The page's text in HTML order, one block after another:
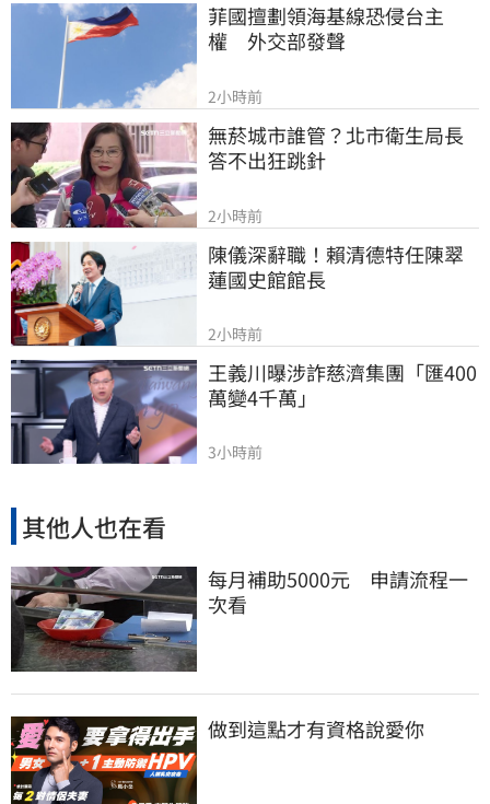
菲國擅劃領海基線恐侵台主
權　外交部發聲
2小時前
無菸城市誰管？北市衛生局長
答不出狂跳針
2小時前
陳儀深辭職！賴清德特任陳翠
蓮國史館館長
2小時前
王義川曝涉詐慈濟集團「匯400
萬變4千萬」
3小時前
其他人也在看
每月補助5000元 申請流程一
次看
做到這點才有資格說愛你